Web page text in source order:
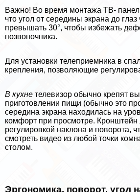
Важно! Во время монтажа ТВ-
что угол от середины экрана до
превышать 30°, чтобы избежать
позвоночника.
Для установки телеприемника в
крепления, позволяющие
В кухне телевизор обычно крепят
приготовлении пищи (обычно это
середина экрана находилась на
комфорт при просмотре. Кронштейн
регулировкой наклона и поворота,
смотреть видео из любой точки
столом.
Эргономика, поворот, угол